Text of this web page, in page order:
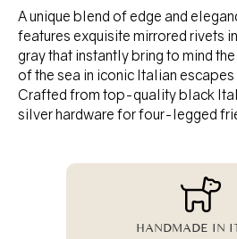
A unique blend of edge and
features exquisite mirrored rivets
gray that instantly bring to mind
of the sea in iconic Italian
Crafted from top-quality black
silver hardware for four-legged
HANDMADE IN